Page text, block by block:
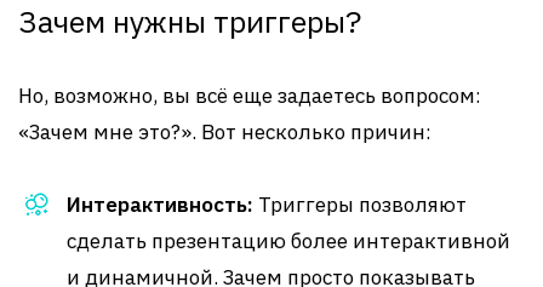
Зачем нужны триггеры?
Но, возможно, вы всё еще задаетесь вопросом:
«Зачем мне это?». Вот несколько причин:
Интерактивность: Триггеры позволяют
сделать презентацию более интерактивной
и динамичной. Зачем просто показывать